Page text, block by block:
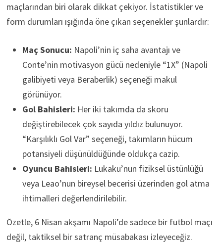
maçlarından biri olarak dikkat çekiyor. İstatistikler ve
form durumları ışığında öne çıkan seçenekler şunlardır:
Maç Sonucu: Napoli’nin iç saha avantajı ve
Conte’nin motivasyon gücü nedeniyle “1X” (Napoli
galibiyeti veya Beraberlik) seçeneği makul
görünüyor.
Gol Bahisleri: Her iki takımda da skoru
değiştirebilecek çok sayıda yıldız bulunuyor.
“Karşılıklı Gol Var” seçeneği, takımların hücum
potansiyeli düşünüldüğünde oldukça cazip.
Oyuncu Bahisleri: Lukaku’nun fiziksel üstünlüğü
veya Leao’nun bireysel becerisi üzerinden gol atma
ihtimalleri değerlendirilebilir.
Özetle, 6 Nisan akşamı Napoli’de sadece bir futbol maçı
değil, taktiksel bir satranç müsabakası izleyeceğiz.